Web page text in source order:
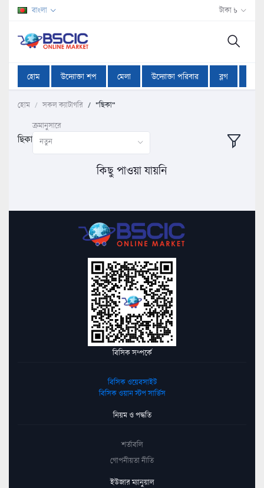
বাংলা টাকা ৳
হোম উদ্যোক্তা শপ মেলা উদ্যোক্তা পরিবার ব্লগ
হোম সকল ক্যাটাগরি "ছিকা"
ছিকা
ক্রমানুসারে
নতুন
কিছু পাওয়া যায়নি
বিসিক সম্পর্কে
বিসিক ওয়েবসাইট
বিসিক ওয়ান স্টপ সার্ভিস
নিয়ম ও পদ্ধতি
শর্তাবলি
গোপনীয়তা নীতি
ইউজার ম্যানুয়াল